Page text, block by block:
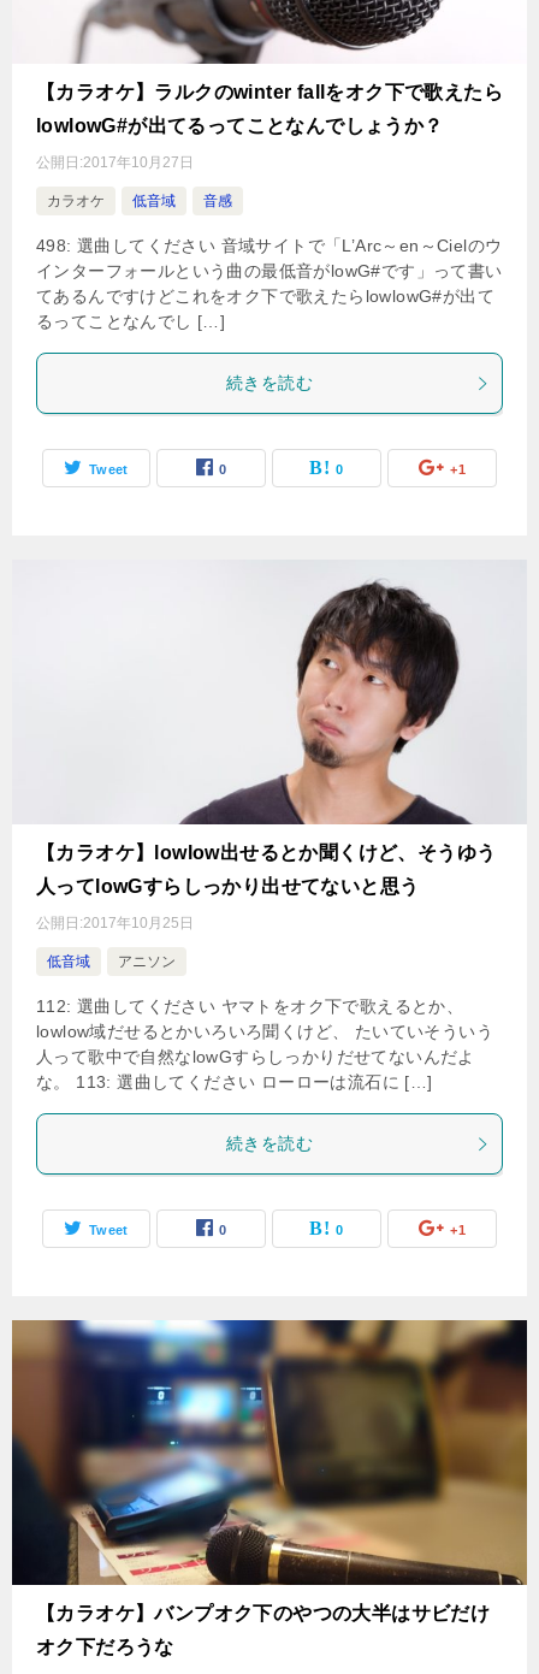
【カラオケ】ラルクのwinter fallをオク下で歌えたら
lowlowG#が出てるってことなんでしょうか？
公開日:2017年10月27日
カラオケ 低音域 音感
498: 選曲してください 音域サイトで「L’Arc～en～Cielのウ
インターフォールという曲の最低音がlowG#です」って書い
てあるんですけどこれをオク下で歌えたらlowlowG#が出て
るってことなんでし […]
続きを読む
Tweet 0 0 +1
【カラオケ】lowlow出せるとか聞くけど、そうゆう
人ってlowGすらしっかり出せてないと思う
公開日:2017年10月25日
低音域 アニソン
112: 選曲してください ヤマトをオク下で歌えるとか、
lowlow域だせるとかいろいろ聞くけど、 たいていそういう
人って歌中で自然なlowGすらしっかりだせてないんだよ
な。 113: 選曲してください ローローは流石に […]
続きを読む
Tweet 0 0 +1
【カラオケ】バンプオク下のやつの大半はサビだけ
オク下だろうな